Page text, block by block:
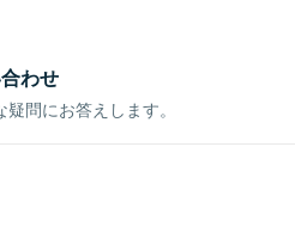
わせ
問にお答えします。